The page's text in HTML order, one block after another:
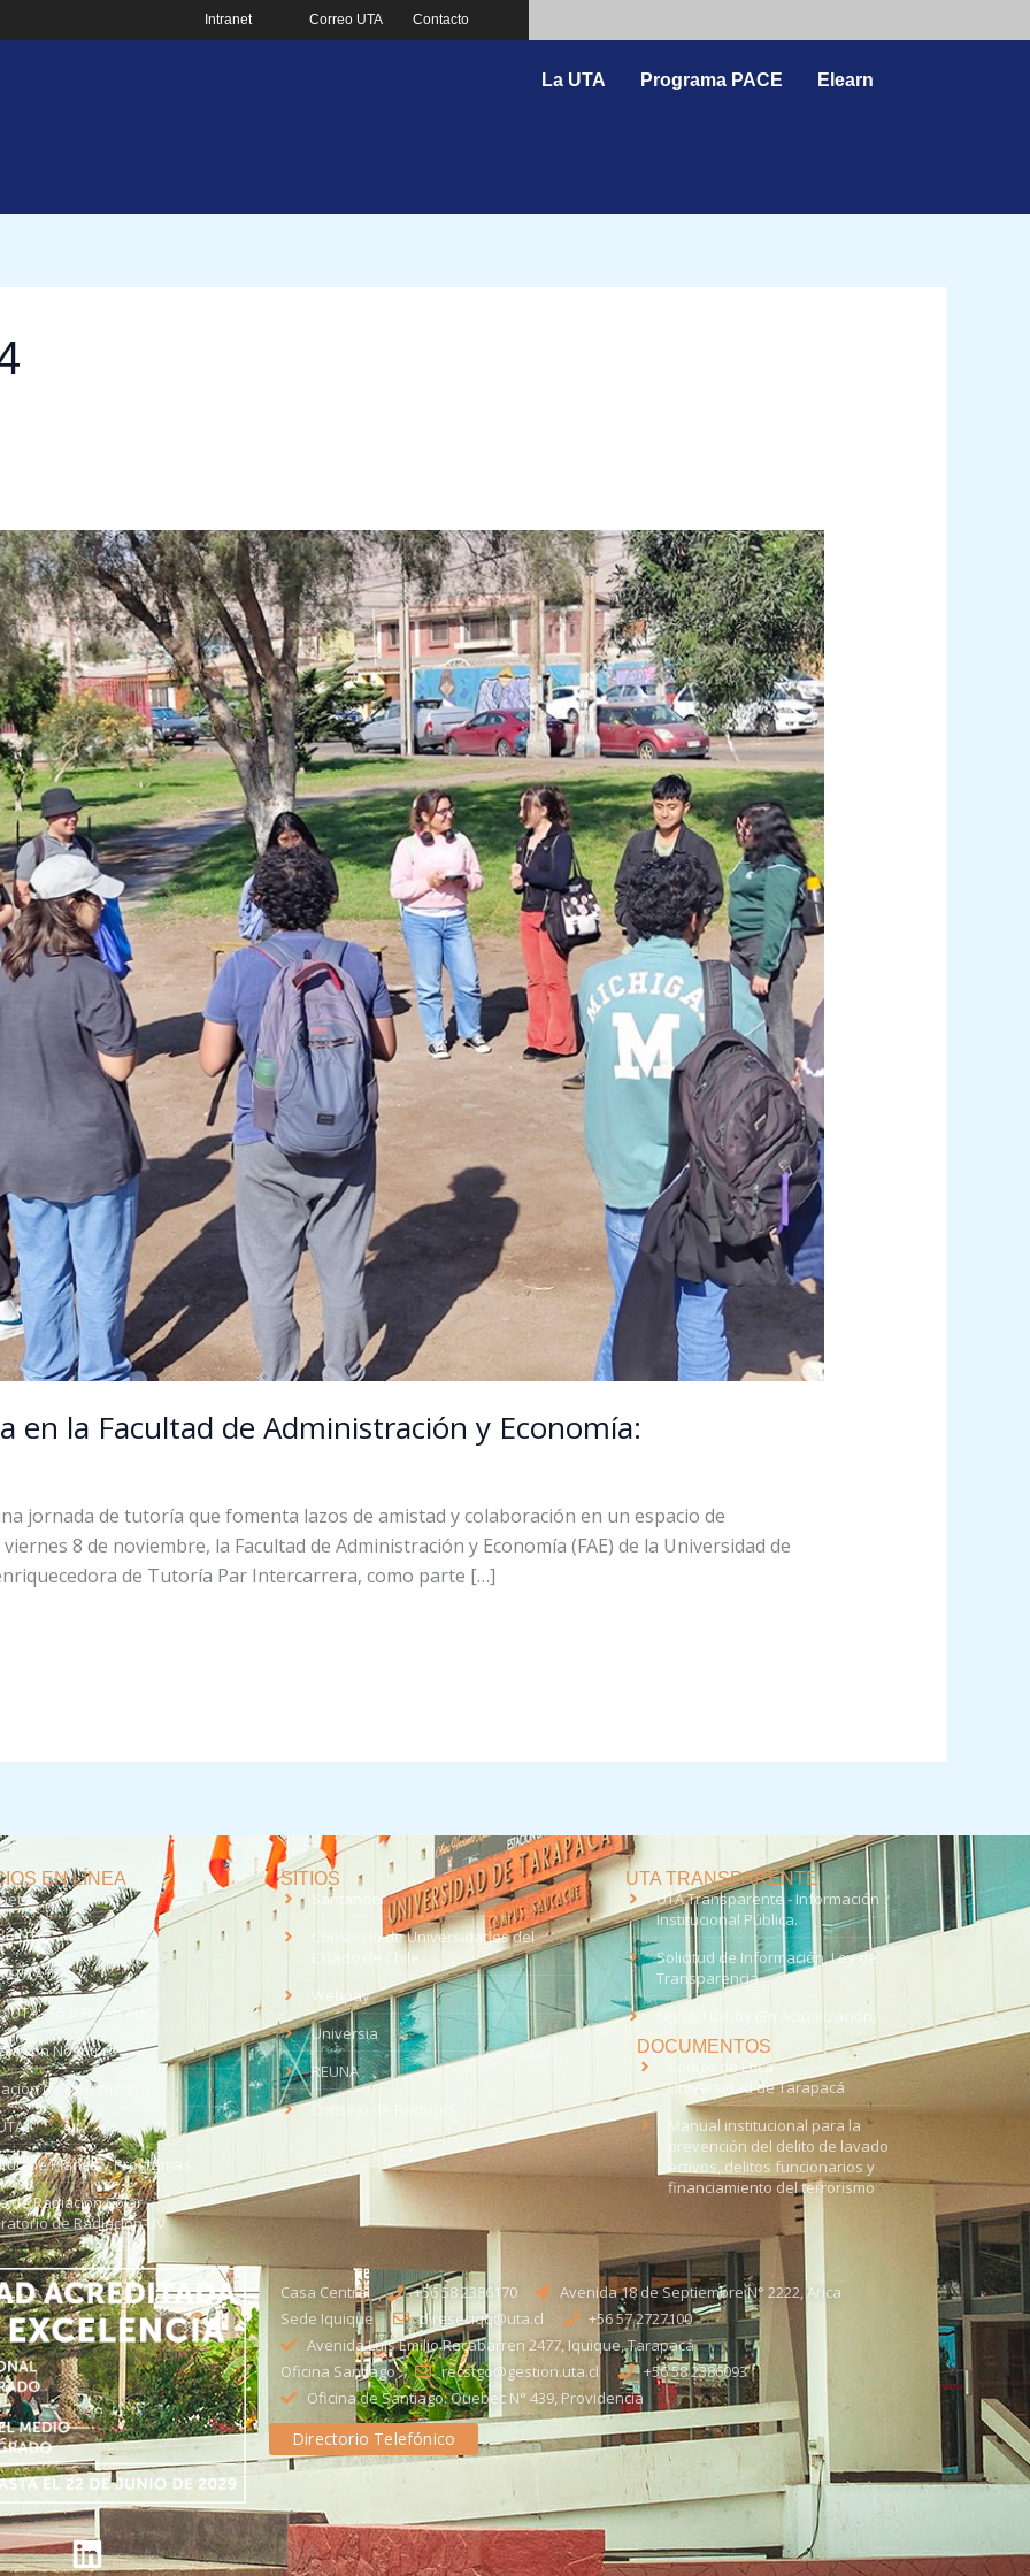
Intranet Correo UTA Contacto
La UTA Programa PACE Elearn
en la Facultad de Administración y Economía:
jornada de tutoría que fomenta lazos de amistad y colaboración en un espacio de
8 de noviembre, la Facultad de Administración y Economía (FAE) de la Universidad de
de Tutoría Par Intercarrera, como parte […]
EN LÍNEA
UTA
UTAmed
UTA - 95.9 FM en Arica
con Nosotros
de Documentos
de Planes y Programas
de Radiación Solar -
de Radiación UV
SITIOS
Santander
Consorcio de Universidades del
Estado de Chile
Webpay
Universia
REUNA
UTA TRANSPARENTE
UTA Transparente - Información
Institucional Pública.
Solicitud de Información, Ley de
Transparencia
Ley del Lobby (En Actualización)
DOCUMENTOS
Código de Ética
Universidad de Tarapacá
Manual institucional para la
prevención del delito de lavado
activos, delitos funcionarios y
financiamiento del terrorismo
Casa Central +56 58 2386170
Avenida 18 de Septiembre N° 2222, Arica
Sede Iquique
direseciqq@uta.cl
+56 57 2727100​
Avenida Luis Emilio Recabarren 2477, Iquique, Tarapacá
Oficina Santiago
recstgo@gestion.uta.cl
+56 58 2386093
Oficina de Santiago: Quebec N° 439, Providencia
Directorio Telefónico